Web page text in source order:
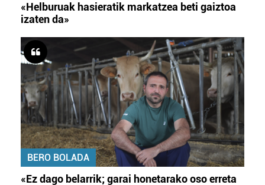
«Helburuak hasieratik markatzea beti gaiztoa
izaten da»
BERO BOLADA
«Ez dago belarrik; garai honetarako oso erreta